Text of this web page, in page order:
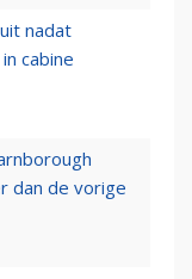
nadat
cabine
dan de vorige